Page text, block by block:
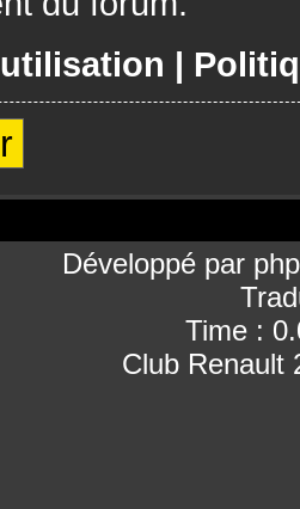
|
Développé par
Time :
Club Renault